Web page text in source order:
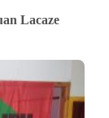
Lacaze